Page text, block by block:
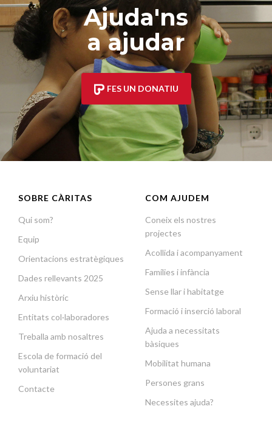
Ajuda'ns
a ajudar
FES UN DONATIU
SOBRE CÀRITAS
Qui som?
Equip
Orientacions estratègiques
Dades rellevants 2025
Arxiu històric
Entitats col·laboradores
Treballa amb nosaltres
Escola de formació del
voluntariat
Contacte
COM AJUDEM
Coneix els nostres
projectes
Acollida i acompanyament
Famílies i infància
Sense llar i habitatge
Formació i inserció laboral
Ajuda a necessitats
bàsiques
Mobilitat humana
Persones grans
Necessites ajuda?